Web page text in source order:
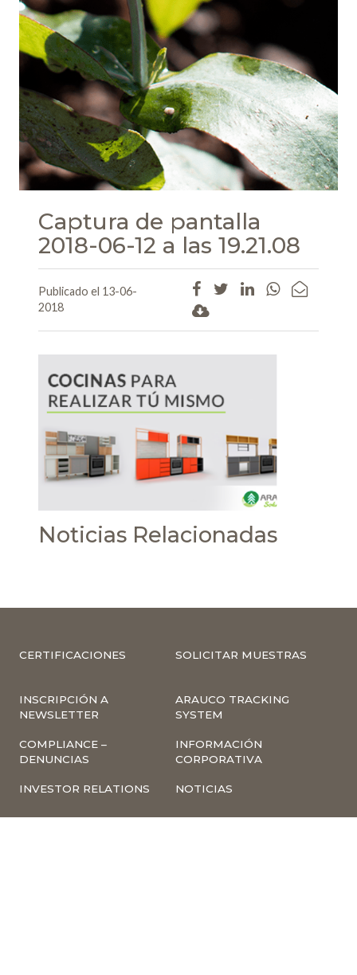
Captura de pantalla
2018-06-12 a las 19.21.08
Publicado el 13-06-
2018
Noticias Relacionadas
CERTIFICACIONES SOLICITAR MUESTRAS
INSCRIPCIÓN A
NEWSLETTER
ARAUCO TRACKING
SYSTEM
COMPLIANCE –
DENUNCIAS
INFORMACIÓN
CORPORATIVA
INVESTOR RELATIONS NOTICIAS